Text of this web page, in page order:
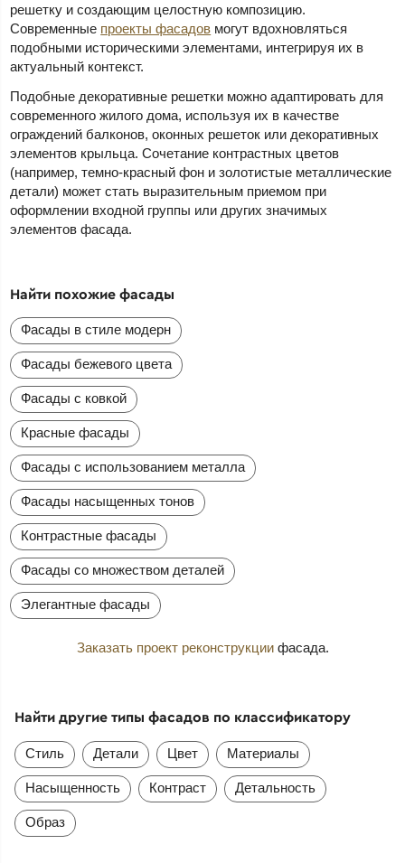
решетку и создающим целостную композицию.
Современные проекты фасадов могут вдохновляться
подобными историческими элементами, интегрируя их в
актуальный контекст.
Подобные декоративные решетки можно адаптировать для
современного жилого дома, используя их в качестве
ограждений балконов, оконных решеток или декоративных
элементов крыльца. Сочетание контрастных цветов
(например, темно-красный фон и золотистые металлические
детали) может стать выразительным приемом при
оформлении входной группы или других значимых
элементов фасада.
Найти похожие фасады
Фасады в стиле модерн
Фасады бежевого цвета
Фасады с ковкой
Красные фасады
Фасады с использованием металла
Фасады насыщенных тонов
Контрастные фасады
Фасады со множеством деталей
Элегантные фасады
Заказать проект реконструкциифасада.
Найти другие типы фасадов по классификатору
Стиль Детали Цвет Материалы
Насыщенность Контраст Детальность
Образ